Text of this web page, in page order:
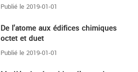
Publié le 2019-01-01
De l'atome aux édifices chimiques
octet et duet
Publié le 2019-01-01